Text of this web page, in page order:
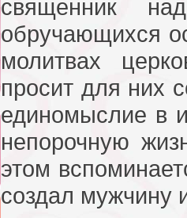
священник
обручающихся
молитвах
просит для них
единомыслие в
непорочную
этом
создал мужчину